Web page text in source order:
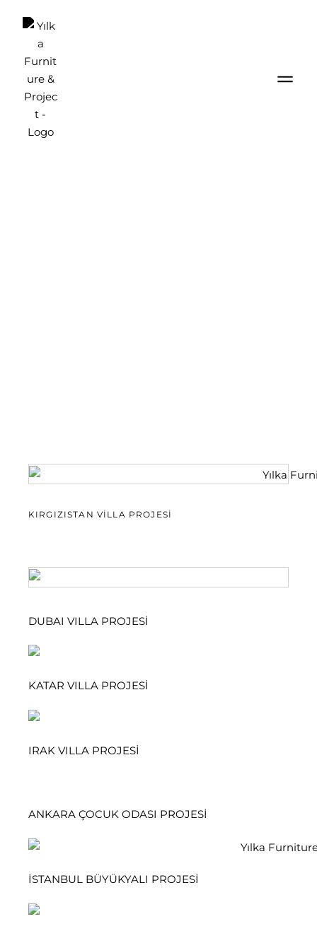
KIRGIZISTAN VİLLA PROJESİ
DUBAI VILLA PROJESİ
KATAR VILLA PROJESİ
IRAK VILLA PROJESİ
ANKARA ÇOCUK ODASI PROJESİ
İSTANBUL BÜYÜKYALI PROJESİ